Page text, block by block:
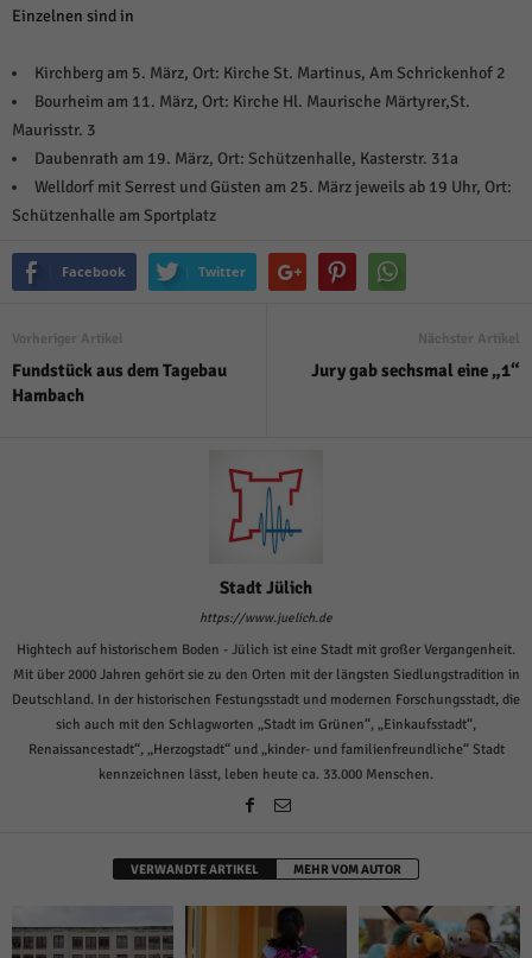
Einzelnen sind in
Kirchberg am 5. März, Ort: Kirche St. Martinus, Am Schrickenhof 2
Bourheim am 11. März, Ort: Kirche Hl. Maurische Märtyrer,St.
Maurisstr. 3
Daubenrath am 19. März, Ort: Schützenhalle, Kasterstr. 31a
Welldorf mit Serrest und Güsten am 25. März jeweils ab 19 Uhr, Ort:
Schützenhalle am Sportplatz
Facebook Twitter
Vorheriger Artikel
Fundstück aus dem Tagebau
Hambach
Nächster Artikel
Jury gab sechsmal eine „1“
Stadt Jülich
https://www.juelich.de
Hightech auf historischem Boden - Jülich ist eine Stadt mit großer Vergangenheit.
Mit über 2000 Jahren gehört sie zu den Orten mit der längsten Siedlungstradition in
Deutschland. In der historischen Festungsstadt und modernen Forschungsstadt, die
sich auch mit den Schlagworten „Stadt im Grünen“, „Einkaufsstadt“,
Renaissancestadt“, „Herzogstadt“ und „kinder- und familienfreundliche“ Stadt
kennzeichnen lässt, leben heute ca. 33.000 Menschen.
VERWANDTE ARTIKEL MEHR VOM AUTOR